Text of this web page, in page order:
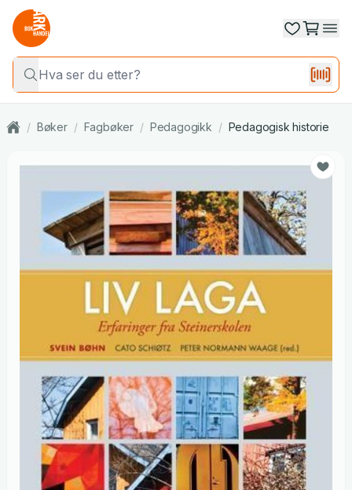
/ Bøker / Fagbøker / Pedagogikk / Pedagogisk historie